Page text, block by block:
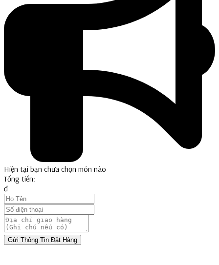
Hiện tại bạn chưa chọn món nào
Tổng tiền:
đ